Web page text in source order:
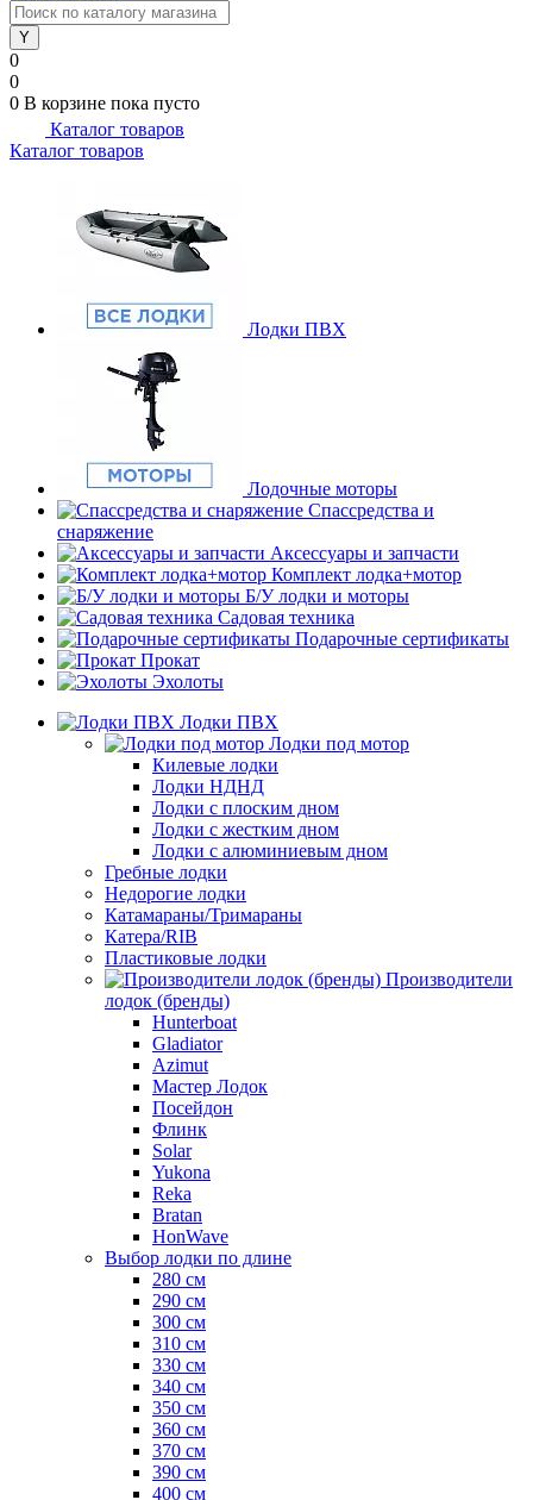
0
0
0 В корзине пока пусто
Каталог товаров
Каталог товаров
Лодки ПВХ
Лодочные моторы
Спассредства и
снаряжение
Аксессуары и запчасти
Комплект лодка+мотор
Б/У лодки и моторы
Садовая техника
Подарочные сертификаты
Прокат
Эхолоты
Лодки ПВХ
Лодки под мотор
Килевые лодки
Лодки НДНД
Лодки с плоским дном
Лодки с жестким дном
Лодки с алюминиевым дном
Гребные лодки
Недорогие лодки
Катамараны/Тримараны
Катера/RIB
Пластиковые лодки
Производители
лодок (бренды)
Hunterboat
Gladiator
Azimut
Мастер Лодок
Посейдон
Флинк
Solar
Yukona
Reka
Bratan
HonWave
Выбор лодки по длине
280 см
290 см
300 см
310 см
330 см
340 см
350 см
360 см
370 см
390 см
400 см